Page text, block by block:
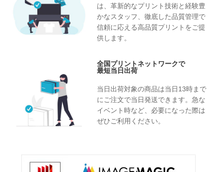
は、革新的なプリント技術と経験豊
かなスタッフ、徹底した品質管理で
信頼に応える高品質プリントをご提
供します。
全国プリントネットワークで
最短当日出荷
当日出荷対象の商品は当日13時まで
にご注文で当日発送できます。急な
イベント時など、必要になった際は
ぜひご利用ください。